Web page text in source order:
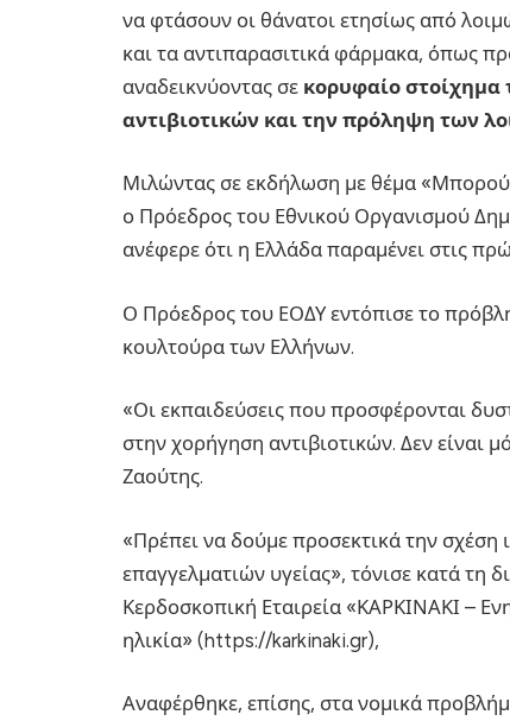
να φτάσουν οι θάνατοι ετησίως από
και τα αντιπαρασιτικά φάρμακα, όπως
αναδεικνύοντας σε κορυφαίο στοίχημα
αντιβιοτικών και την πρόληψη των
Μιλώντας σε εκδήλωση με θέμα
ο Πρόεδρος του Εθνικού Οργανισμού
ανέφερε ότι η Ελλάδα παραμένει στις
Ο Πρόεδρος του ΕΟΔΥ εντόπισε το
κουλτούρα των Ελλήνων.
«Οι εκπαιδεύσεις που προσφέρονται
στην χορήγηση αντιβιοτικών. Δεν είναι
Ζαούτης.
«Πρέπει να δούμε προσεκτικά την σχέση
επαγγελματιών υγείας», τόνισε κατά τη
Κερδοσκοπική Εταιρεία «ΚΑΡΚΙΝΑΚΙ –
ηλικία» (https://karkinaki.gr),
Αναφέρθηκε, επίσης, στα νομικά